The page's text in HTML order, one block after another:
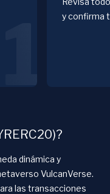
y confirma
dinámica y
VulcanVerse.
las transacciones